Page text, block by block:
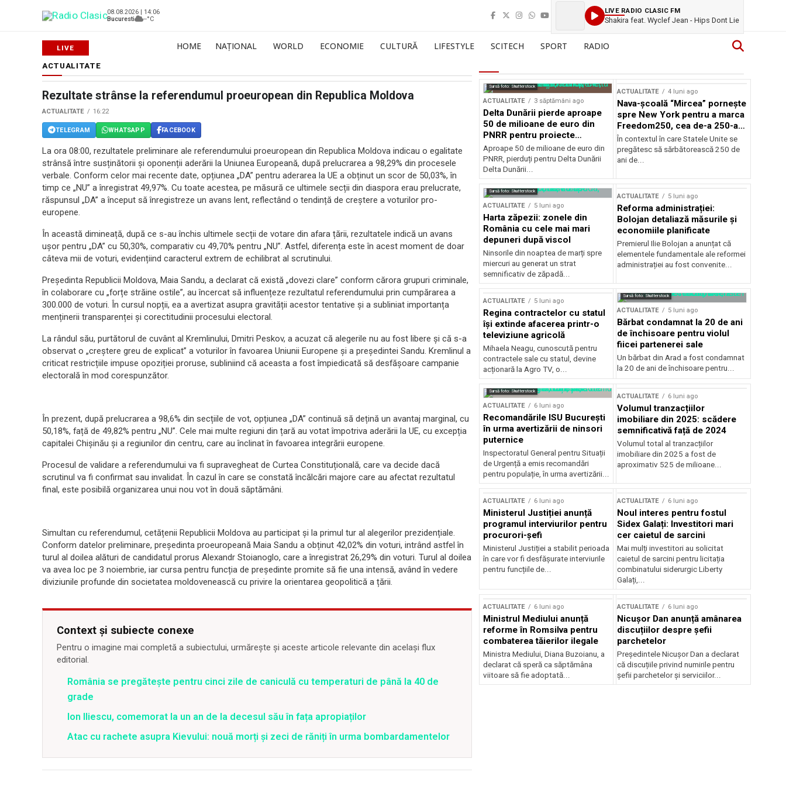
08.08.2026 | 14:06
Bucuresti
--°C
LIVE RADIO CLASIC FM
Shakira feat. Wyclef Jean - Hips Dont Lie
HOME NAȚIONAL WORLD ECONOMIE CULTURĂ LIFESTYLE SCITECH SPORT RADIO
ACTUALITATE
Rezultate strânse la referendumul proeuropean din Republica Moldova
ACTUALITATE 16:22
TELEGRAM WHATSAPP FACEBOOK
La ora 08:00, rezultatele preliminare ale referendumului proeuropean din Republica Moldova indicau o egalitate
strânsă între susținătorii și oponenții aderării la Uniunea Europeană, după prelucrarea a 98,29% din procesele
verbale. Conform celor mai recente date, opțiunea „DA” pentru aderarea la UE a obținut un scor de 50,03%, în
timp ce „NU” a înregistrat 49,97%. Cu toate acestea, pe măsură ce ultimele secții din diaspora erau prelucrate,
răspunsul „DA” a început să înregistreze un avans lent, reflectând o tendință de creștere a voturilor pro-
europene.
În această dimineață, după ce s-au închis ultimele secții de votare din afara țării, rezultatele indică un avans
ușor pentru „DA” cu 50,30%, comparativ cu 49,70% pentru „NU”. Astfel, diferența este în acest moment de doar
câteva mii de voturi, evidențiind caracterul extrem de echilibrat al scrutinului.
Președinta Republicii Moldova, Maia Sandu, a declarat că există „dovezi clare” conform cărora grupuri criminale,
în colaborare cu „forțe străine ostile”, au încercat să influențeze rezultatul referendumului prin cumpărarea a
300.000 de voturi. În cursul nopții, ea a avertizat asupra gravității acestor tentative și a subliniat importanța
menținerii transparenței și corectitudinii procesului electoral.
La rândul său, purtătorul de cuvânt al Kremlinului, Dmitri Peskov, a acuzat că alegerile nu au fost libere și că s-a
observat o „creștere greu de explicat” a voturilor în favoarea Uniunii Europene și a președintei Sandu. Kremlinul a
criticat restricțiile impuse opoziției proruse, subliniind că aceasta a fost împiedicată să desfășoare campanie
electorală în mod corespunzător.
În prezent, după prelucrarea a 98,6% din secțiile de vot, opțiunea „DA” continuă să dețină un avantaj marginal, cu
50,18%, față de 49,82% pentru „NU”. Cele mai multe regiuni din țară au votat împotriva aderării la UE, cu excepția
capitalei Chișinău și a regiunilor din centru, care au înclinat în favoarea integrării europene.
Procesul de validare a referendumului va fi supravegheat de Curtea Constituțională, care va decide dacă
scrutinul va fi confirmat sau invalidat. În cazul în care se constată încălcări majore care au afectat rezultatul
final, este posibilă organizarea unui nou vot în două săptămâni.
Simultan cu referendumul, cetățenii Republicii Moldova au participat și la primul tur al alegerilor prezidențiale.
Conform datelor preliminare, președinta proeuropeană Maia Sandu a obținut 42,02% din voturi, intrând astfel în
turul al doilea alături de candidatul prorus Alexandr Stoianoglo, care a înregistrat 26,29% din voturi. Turul al doilea
va avea loc pe 3 noiembrie, iar cursa pentru funcția de președinte promite să fie una intensă, având în vedere
diviziunile profunde din societatea moldovenească cu privire la orientarea geopolitică a țării.
Context și subiecte conexe
Pentru o imagine mai completă a subiectului, urmărește și aceste articole relevante din același flux
editorial.
România se pregătește pentru cinci zile de caniculă cu temperaturi de până la 40 de
grade
Ion Iliescu, comemorat la un an de la decesul său în fața apropiaților
Atac cu rachete asupra Kievului: nouă morți și zeci de răniți în urma bombardamentelor
Sursă foto: Shutterstock
ACTUALITATE 3 săptămâni ago
Delta Dunării pierde aproape
50 de milioane de euro din
PNRR pentru proiecte
esențiale
Aproape 50 de milioane de euro din
PNRR, pierduți pentru Delta Dunării
Delta Dunării...
ACTUALITATE 4 luni ago
Nava-școală “Mircea” pornește
spre New York pentru a marca
Freedom250, cea de-a 250-a
aniversare a Statelor Unite
În contextul în care Statele Unite se
pregătesc să sărbătorească 250 de
ani de...
Sursă foto: Shutterstock
ACTUALITATE 5 luni ago
Harta zăpezii: zonele din
România cu cele mai mari
depuneri după viscol
Ninsorile din noaptea de marți spre
miercuri au generat un strat
semnificativ de zăpadă...
ACTUALITATE 5 luni ago
Reforma administrației:
Bolojan detaliază măsurile și
economiile planificate
Premierul Ilie Bolojan a anunțat că
elementele fundamentale ale reformei
administrației au fost convenite...
ACTUALITATE 5 luni ago
Regina contractelor cu statul
își extinde afacerea printr-o
televiziune agricolă
Mihaela Neagu, cunoscută pentru
contractele sale cu statul, devine
acționară la Agro TV, o...
Sursă foto: Shutterstock
ACTUALITATE 5 luni ago
Bărbat condamnat la 20 de ani
de închisoare pentru violul
fiicei partenerei sale
Un bărbat din Arad a fost condamnat
la 20 de ani de închisoare pentru...
Sursă foto: Shutterstock
ACTUALITATE 6 luni ago
Recomandările ISU București
în urma avertizării de ninsori
puternice
Inspectoratul General pentru Situații
de Urgență a emis recomandări
pentru populație, în urma avertizării...
ACTUALITATE 6 luni ago
Volumul tranzacțiilor
imobiliare din 2025: scădere
semnificativă față de 2024
Volumul total al tranzacțiilor
imobiliare din 2025 a fost de
aproximativ 525 de milioane...
ACTUALITATE 6 luni ago
Ministerul Justiției anunță
programul interviurilor pentru
procurori-șefi
Ministerul Justiției a stabilit perioada
în care vor fi desfășurate interviurile
pentru funcțiile de...
ACTUALITATE 6 luni ago
Noul interes pentru fostul
Sidex Galați: Investitori mari
cer caietul de sarcini
Mai mulți investitori au solicitat
caietul de sarcini pentru licitația
combinatului siderurgic Liberty
Galați,...
ACTUALITATE 6 luni ago
Ministrul Mediului anunță
reforme în Romsilva pentru
combaterea tăierilor ilegale
Ministra Mediului, Diana Buzoianu, a
declarat că speră ca săptămâna
viitoare să fie adoptată...
ACTUALITATE 6 luni ago
Nicușor Dan anunță amânarea
discuțiilor despre șefii
parchetelor
Președintele Nicușor Dan a declarat
că discuțiile privind numirile pentru
șefii parchetelor și serviciilor...